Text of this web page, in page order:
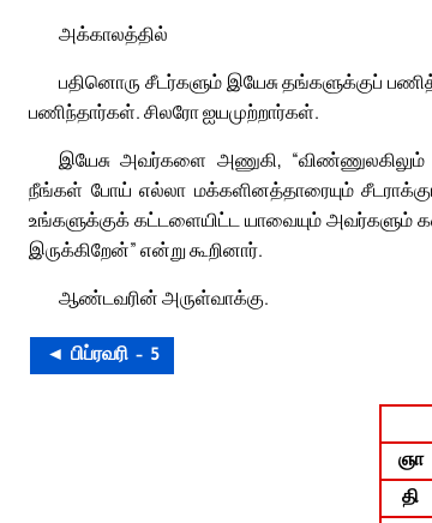
அக்காலத்தில்
பதினொரு சீடர்களும் இயேசு தங்களுக்குப்
பணிந்தார்கள். சிலரோ ஐயமுற்றார்கள்.
இயேசு அவர்களை அணுகி, “விண்ணுலகிலும்
நீங்கள் போய் எல்லா மக்களினத்தாரையும்
உங்களுக்குக் கட்டளையிட்ட யாவையும் அவர்களும்
இருக்கிறேன்” என்று கூறினார்.
ஆண்டவரின் அருள்வாக்கு.
◄ பிப்ரவரி – 5
ஞா
தி